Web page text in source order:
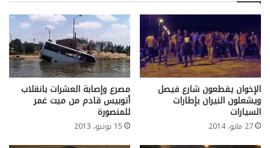
الإخوان يقطعون شارع فيصل
ويشعلون النيران بإطارات
السيارات
27 مايو، 2014
مصرع وإصابة العشرات بانقلاب
أتوبيس قادم من ميت غمر
للمنصورة
15 يونيو، 2013